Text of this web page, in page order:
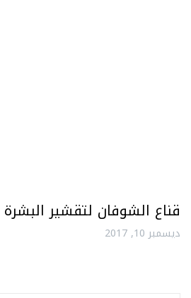
قناع الشوفان لتقشير البشرة
ديسمبر 10, 2017